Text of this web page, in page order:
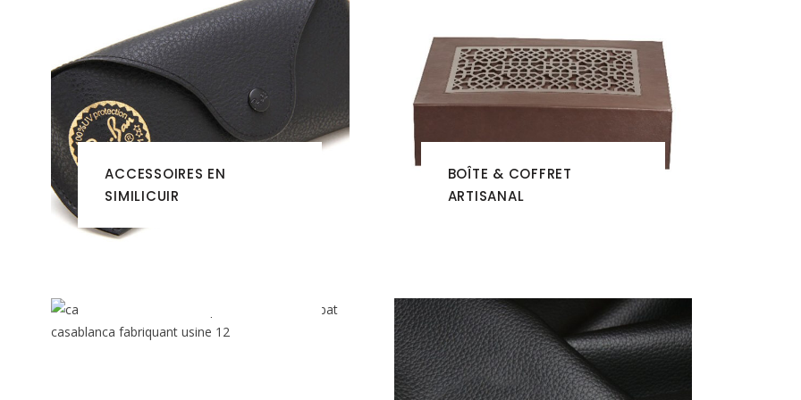
ACCESSOIRES EN
SIMILICUIR
BOÎTE & COFFRET
ARTISANAL